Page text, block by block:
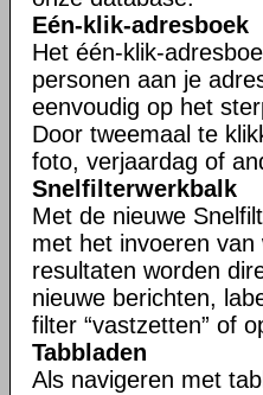
Eén-klik-adresboek
Het één-klik-
personen aan je
eenvoudig op het
Door tweemaal te
foto, verjaardag of
Snelfilterwerkbalk
Met de nieuwe
met het invoeren
resultaten worden
nieuwe berichten,
filter “vastzetten” of
Tabbladen
Als navigeren met